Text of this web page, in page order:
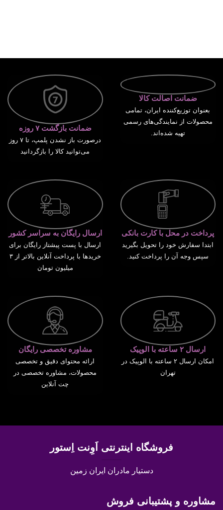
ضمانت اصالت کالا
بعنوان توزیع‌کننده ایران، تمامی
محصولات از نمایندگی‌های رسمی
تهیه شده‌اند.
ضمانت بازگشت ۷ روزه
درصورت باز نشدن پلمپ، تا ۷ روز
می‌توانید کالا را بازگردانید
پرداخت در محل با کارت بانکی
ابتدا سفارش خود را تحویل بگیرید
سپس وجه آن را پرداخت کنید.
ارسال رایگان به سراسر کشور
ارسال با پست پیشتاز رایگان برای
خریدها با پرداخت آنلاین بالاتر از ۳
میلیون تومان
ارسال ۲ ساعته با الوپیک
امکان ارسال ۲ ساعته با الوپیک در
تهران
مشاوره تخصصی رایگان
ارائه محتوای دقیق و تخصصی
محصولات، مشاوره تخصصی در
چت آنلاین
فروشگاه اینترنتی اَوِنت اِستور
دستیار مادران ایران زمین
مشاوره و پشتیبانی فروش